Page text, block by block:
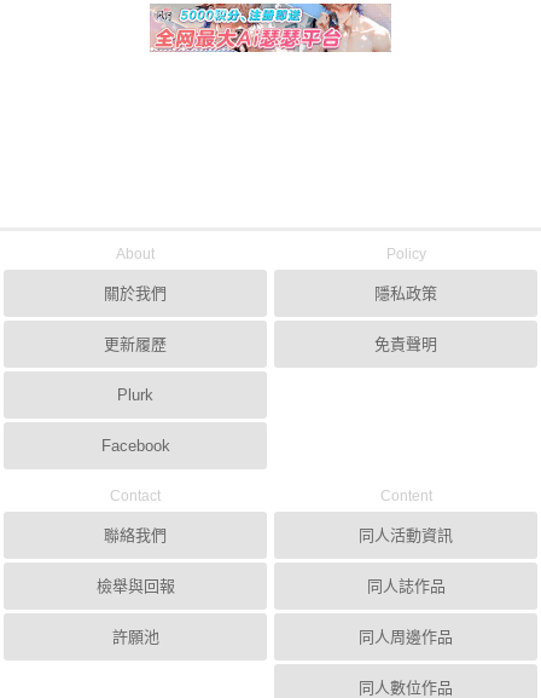
About
關於我們
更新履歷
Plurk
Facebook
Policy
隱私政策
免責聲明
Contact
聯絡我們
檢舉與回報
許願池
Content
同人活動資訊
同人誌作品
同人周邊作品
同人數位作品